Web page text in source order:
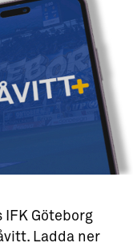
Göteborg
Ladda ner